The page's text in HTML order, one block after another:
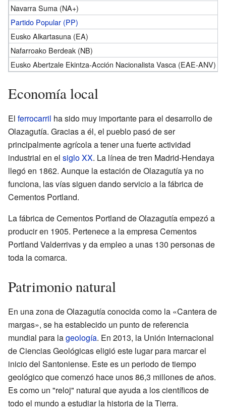
Navarra Suma (NA+)
Partido Popular (PP)
Eusko Alkartasuna (EA)
Nafarroako Berdeak (NB)
Eusko Abertzale Ekintza-Acción Nacionalista Vasca (EAE-ANV)
Economía local
El ferrocarril ha sido muy importante para el desarrollo de
Olazagutía. Gracias a él, el pueblo pasó de ser
principalmente agrícola a tener una fuerte actividad
industrial en el siglo XX. La línea de tren Madrid-Hendaya
llegó en 1862. Aunque la estación de Olazagutía ya no
funciona, las vías siguen dando servicio a la fábrica de
Cementos Portland.
La fábrica de Cementos Portland de Olazagutía empezó a
producir en 1905. Pertenece a la empresa Cementos
Portland Valderrivas y da empleo a unas 130 personas de
toda la comarca.
Patrimonio natural
En una zona de Olazagutía conocida como la «Cantera de
margas», se ha establecido un punto de referencia
mundial para lageología. En 2013, la Unión Internacional
de Ciencias Geológicas eligió este lugar para marcar el
inicio del Santoniense. Este es un periodo de tiempo
geológico que comenzó hace unos 86,3 millones de años.
Es como un "reloj" natural que ayuda a los científicos de
todo el mundo a estudiar la historia de la Tierra.